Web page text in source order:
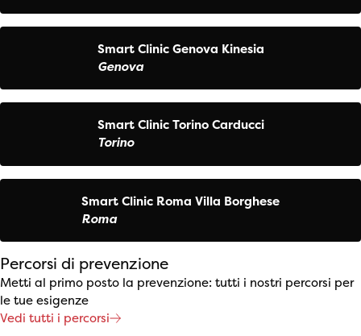
Smart Clinic Genova Kinesia
Genova
Smart Clinic Torino Carducci
Torino
Smart Clinic Roma Villa Borghese
Roma
Percorsi di prevenzione
Metti al primo posto la prevenzione: tutti i nostri percorsi per
le tue esigenze
Vedi tutti i percorsi